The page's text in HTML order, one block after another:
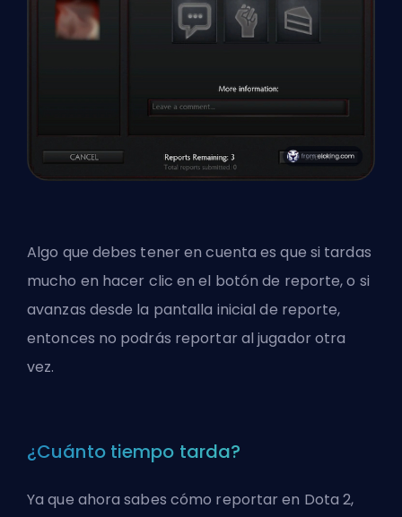
Algo que debes tener en cuenta es que si tardas
mucho en hacer clic en el botón de reporte, o si
avanzas desde la pantalla inicial de reporte,
entonces no podrás reportar al jugador otra
vez.
¿Cuánto tiempo tarda?
Ya que ahora sabes cómo reportar en Dota 2,